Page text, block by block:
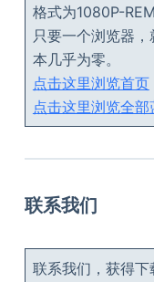
格式为1080P-
只要一个浏览器
本几乎为零。
点击这里浏览首页
点击这里浏览全部
联系我们
联系我们，获得下